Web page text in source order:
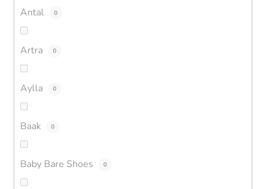
Antal 0
Artra 0
Aylla 0
Baak 0
Baby Bare Shoes 0